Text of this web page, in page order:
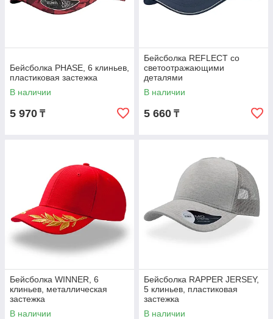
Бейсболка PHASE, 6 клиньев,
пластиковая застежка
В наличии
5 970 ₸
Бейсболка REFLECT со
светоотражающими
деталями
В наличии
5 660 ₸
Бейсболка WINNER, 6
клиньев, металлическая
застежка
В наличии
Бейсболка RAPPER JERSEY,
5 клиньев, пластиковая
застежка
В наличии